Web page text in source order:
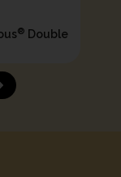
® Double